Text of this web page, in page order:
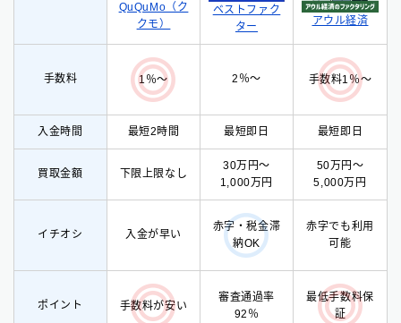
QuQuMo（ク
クモ）
ベストファク
ター
アウル経済
手数料 1％〜 2％〜 手数料1％〜
入金時間 最短2時間 最短即日 最短即日
買取金額 下限上限なし
30万円〜
1,000万円
50万円〜
5,000万円
イチオシ 入金が早い
赤字・税金滞
納OK
赤字でも利用
可能
ポイント 手数料が安い
審査通過率
92％
最低手数料保
証